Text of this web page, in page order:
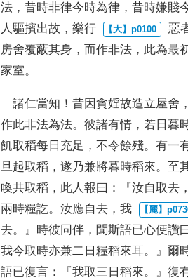
法 ，昔時非律今時為律 ，昔時嫌賤
人驅擯出故 ，樂行
惡
房舍覆蔽其身 ， 而作非法 ， 此為最
家室。
「諸仁當知 ！昔因貪婬故造立屋舍
作此非法為法。彼諸有情 ，若日暮
飢取稻每日充足 ，不令餘殘。有一
旦起取稻 ，遂乃兼將暮時稻來。
至
喚共取稻 ， 此人報曰 ：『汝自取去
兩時糧訖。汝應自去 ，我
去。』 時彼同伴 ， 聞斯語已心便讚
我今取時亦兼二日糧稻來耳。』爾
語已復言 ：『我取三日稻來。』復